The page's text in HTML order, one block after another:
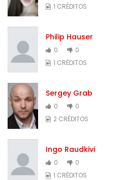
1 CRÉDITOS
Philip Hauser
0
0
1 CRÉDITOS
Sergey Grab
0
0
2 CRÉDITOS
Ingo Raudkivi
0
0
1 CRÉDITOS